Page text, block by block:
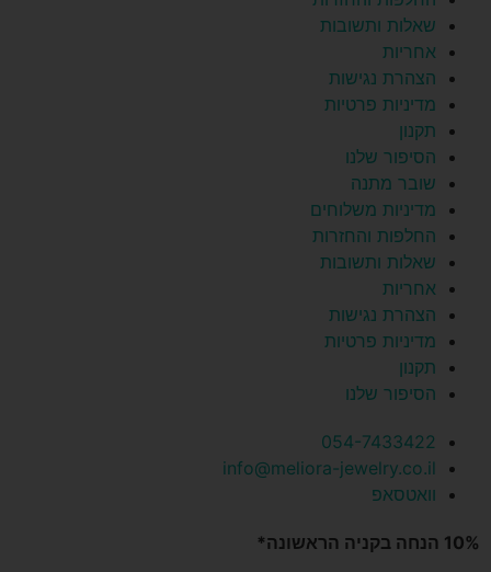
שאלות ותשובות
אחריות
הצהרת נגישות
מדיניות פרטיות
תקנון
הסיפור שלנו
שובר מתנה
מדיניות משלוחים
החלפות והחזרות
שאלות ותשובות
אחריות
הצהרת נגישות
מדיניות פרטיות
תקנון
הסיפור שלנו
054-7433422
info@meliora-jewelry.co.il
וואטסאפ
10% הנחה בקניה הראשונה*